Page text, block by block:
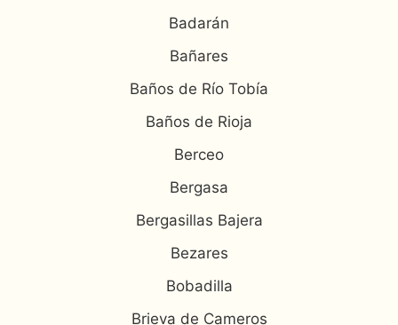
Badarán
Bañares
Baños de Río Tobía
Baños de Rioja
Berceo
Bergasa
Bergasillas Bajera
Bezares
Bobadilla
Brieva de Cameros